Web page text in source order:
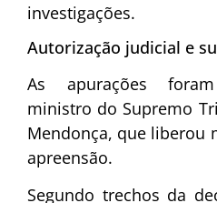
investigações.
Autorização judicial e
As apurações
ministro do Supremo
Mendonça, que liberou
apreensão.
Segundo trechos da